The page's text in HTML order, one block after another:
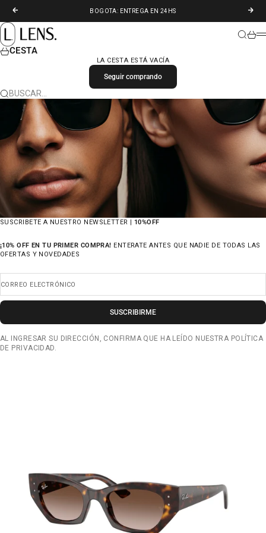
ANTERIOR
BOGOTA: ENTREGA EN 24HS
LENS. COLOMBIA
BUSCAR
CESTA
LA CESTA ESTÁ VACÍA
Seguir comprando
BUSCAR…
SUSCRIBETE A NUESTRO NEWSLETTER | 10%OFF
¡10% OFF EN TU PRIMER COMPRA! ENTERATE ANTES QUE NADIE DE TODAS LAS
OFERTAS Y NOVEDADES
CORREO ELECTRÓNICO
SUSCRIBIRME
AL INGRESAR SU DIRECCIÓN, CONFIRMA QUE HA LEÍDO NUESTRA POLÍTICA
DE PRIVACIDAD.